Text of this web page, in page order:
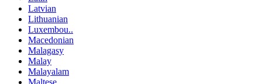
Latvian
Lithuanian
Luxembou..
Macedonian
Malagasy
Malay
Malayalam
Maltese